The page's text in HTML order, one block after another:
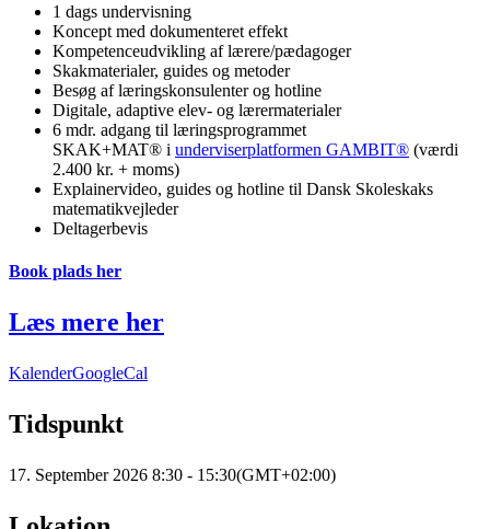
1 dags undervisning
Koncept med dokumenteret effekt
Kompetenceudvikling af lærere/pædagoger
Skakmaterialer, guides og metoder
Besøg af læringskonsulenter og hotline
Digitale, adaptive elev- og lærermaterialer
6 mdr. adgang til læringsprogrammet
SKAK+MAT® i underviserplatformen GAMBIT® (værdi
2.400 kr. + moms)
Explainervideo, guides og hotline til Dansk Skoleskaks
matematikvejleder
Deltagerbevis
Book plads her
Læs mere her
KalenderGoogleCal
Tidspunkt
17. September 2026 8:30 - 15:30(GMT+02:00)